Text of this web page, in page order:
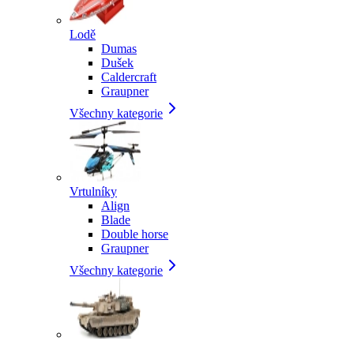
Lodě
Dumas
Dušek
Caldercraft
Graupner
Všechny kategorie
Vrtulníky
Align
Blade
Double horse
Graupner
Všechny kategorie